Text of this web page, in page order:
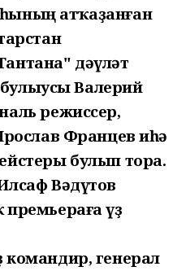
атҡаҙанған
дәүләт
Валерий
режиссер,
Францев иһә
булып тора.
Вәдүтов
үҙ
генерал